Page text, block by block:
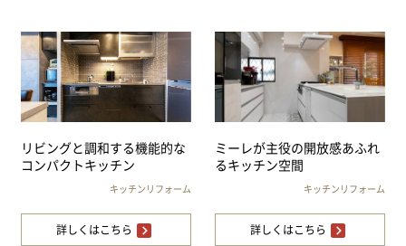
リビングと調和する機能的な
コンパクトキッチン
キッチンリフォーム
詳しくはこちら
ミーレが主役の開放感あふれ
るキッチン空間
キッチンリフォーム
詳しくはこちら